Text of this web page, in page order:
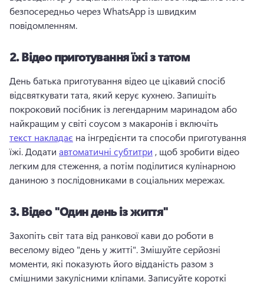
безпосередньо через WhatsApp із швидким
повідомленням.
2.Відео приготування їжі з татом
День батька приготування відео це цікавий спосіб
відсвяткувати тата, який керує кухнею. Запишіть
покроковий посібник із легендарним маринадом або
найкращим у світі соусом з макаронів і включіть
текст накладає на інгредієнти та способи приготування
їжі. Додати автоматичні субтитри , щоб зробити відео
легким для стеження, а потім поділитися кулінарною
даниною з послідовниками в соціальних мережах.
3.Відео "Один день із життя"
Захопіть світ тата від ранкової кави до роботи в
веселому відео "день у житті". Змішуйте серйозні
моменти, які показують його відданість разом з
смішними закулісними кліпами. Записуйте короткі